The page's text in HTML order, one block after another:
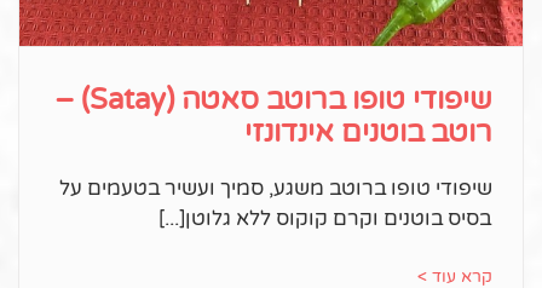
שיפודי טופו ברוטב סאטה (Satay) –
רוטב בוטנים אינדונזי
שיפודי טופו ברוטב משגע, סמיך ועשיר בטעמים על
בסיס בוטנים וקרם קוקוס ללא גלוטן
קרא עוד >